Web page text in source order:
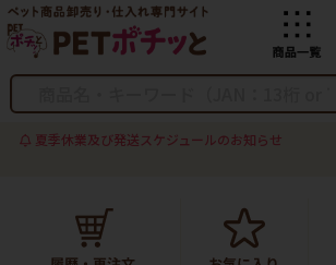
夏季休業及び発送スケジュールのお知らせ